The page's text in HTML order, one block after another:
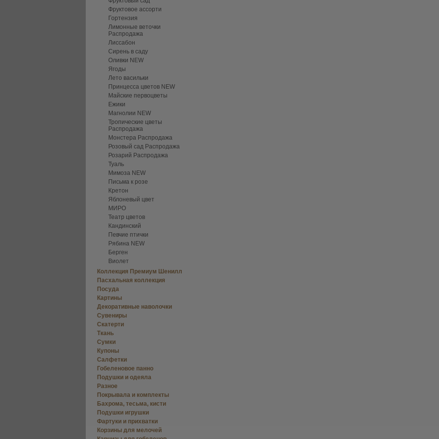
Фруктовое ассорти
Гортензия
Лимонные веточки
Распродажа
Лиссабон
Сирень в саду
Оливки NEW
Ягоды
Лето васильки
Принцесса цветов NEW
Майские первоцветы
Ежики
Магнолии NEW
Тропические цветы
Распродажа
Монстера Распродажа
Розовый сад Распродажа
Розарий Распродажа
Туаль
Мимоза NEW
Письма к розе
Кретон
Яблоневый цвет
МИРО
Театр цветов
Кандинский
Певчие птички
Рябина NEW
Берген
Виолет
Коллекция Премиум Шенилл
Пасхальная коллекция
Посуда
Картины
Декоративные наволочки
Сувениры
Скатерти
Ткань
Сумки
Купоны
Салфетки
Гобеленовое панно
Подушки и одеяла
Разное
Покрывала и комплекты
Бахрома, тесьма, кисти
Подушки игрушки
Фартуки и прихватки
Корзины для мелочей